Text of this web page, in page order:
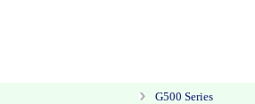
G500 Series